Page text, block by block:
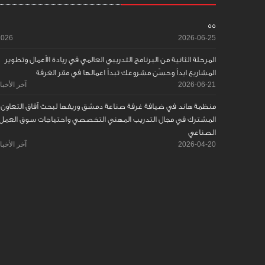
55
2026-06-25
المرحلة الثانية من البرنامج التدريبي العالمي في ريادة الأعمال وتطوير
المشاريع ابدأ وحسّن مشروعك تبدأ اعمالها في مقر الغرفة
2026-06-21 آخر
منظمة هاند في ضيافة غرفة صناعة دمشق وريفها لبحث آفاق التعاون
المشترك في مجال التدريب المهني التخصصي واحتياجات سوق
الصناعي
2026-04-20 آخر